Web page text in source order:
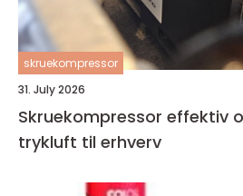
skruekompressor
31. July 2026
Skruekompressor effektiv og driftssikker
trykluft til erhverv